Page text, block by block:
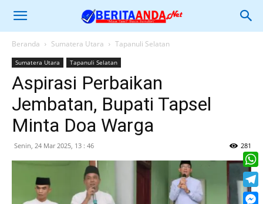
Beranda Sumatera Utara Tapanuli Selatan
Sumatera Utara Tapanuli Selatan
Aspirasi Perbaikan
Jembatan, Bupati Tapsel
Minta Doa Warga
Senin, 24 Mar 2025, 13 : 46 281